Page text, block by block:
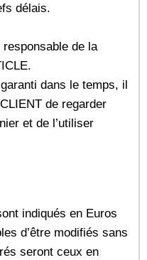
délais.
de la
dans le temps, il
de regarder
et de l’utiliser
indiqués en Euros
d’être modifiés sans
seront ceux en